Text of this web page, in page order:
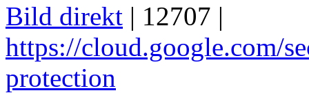
Bild direkt | 12707 |
https://cloud.google.com/
protection